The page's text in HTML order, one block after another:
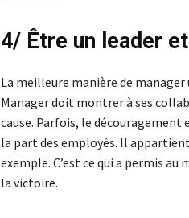
4/ Être un leader
La meilleure manière de
Manager doit montrer à ses
cause. Parfois, le
la part des employés. Il
exemple. C’est ce qui a permis
la victoire.